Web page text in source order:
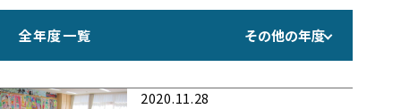
全年度一覧 その他の年度
2020.11.28